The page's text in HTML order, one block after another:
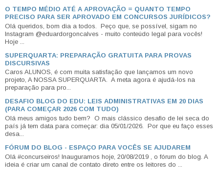
O TEMPO MÉDIO ATÉ A APROVAÇÃO = QUANTO TEMPO
PRECISO PARA SER APROVADO EM CONCURSOS JURÍDICOS?
Olá queridos, bom dia a todos. Peço que, se possível, sigam no
Instagram @eduardorgoncalves - muito conteúdo legal para vocês!
Hoje ...
SUPERQUARTA: PREPARAÇÃO GRATUITA PARA PROVAS
DISCURSIVAS
Caros ALUNOS, é com muita satisfação que lançamos um novo
projeto, A NOSSA SUPERQUARTA. A meta agora é ajudá-los na
preparação para pro...
DESAFIO BLOG DO EDU: LEIS ADMINISTRATIVAS EM 20 DIAS
(PARA COMEÇAR 2026 COM TUDO)
Olá meus amigos tudo bem? O mais clássico desafio de lei seca do
país já tem data para começar: dia 05/01/2026. Por que eu faço esses
desa...
FÓRUM DO BLOG - ESPAÇO PARA VOCÊS SE AJUDAREM
Olá #concurseiros! Inauguramos hoje, 20/08/2019 , o fórum do blog. A
ideia é criar um canal de contato direto entre os leitores do ...